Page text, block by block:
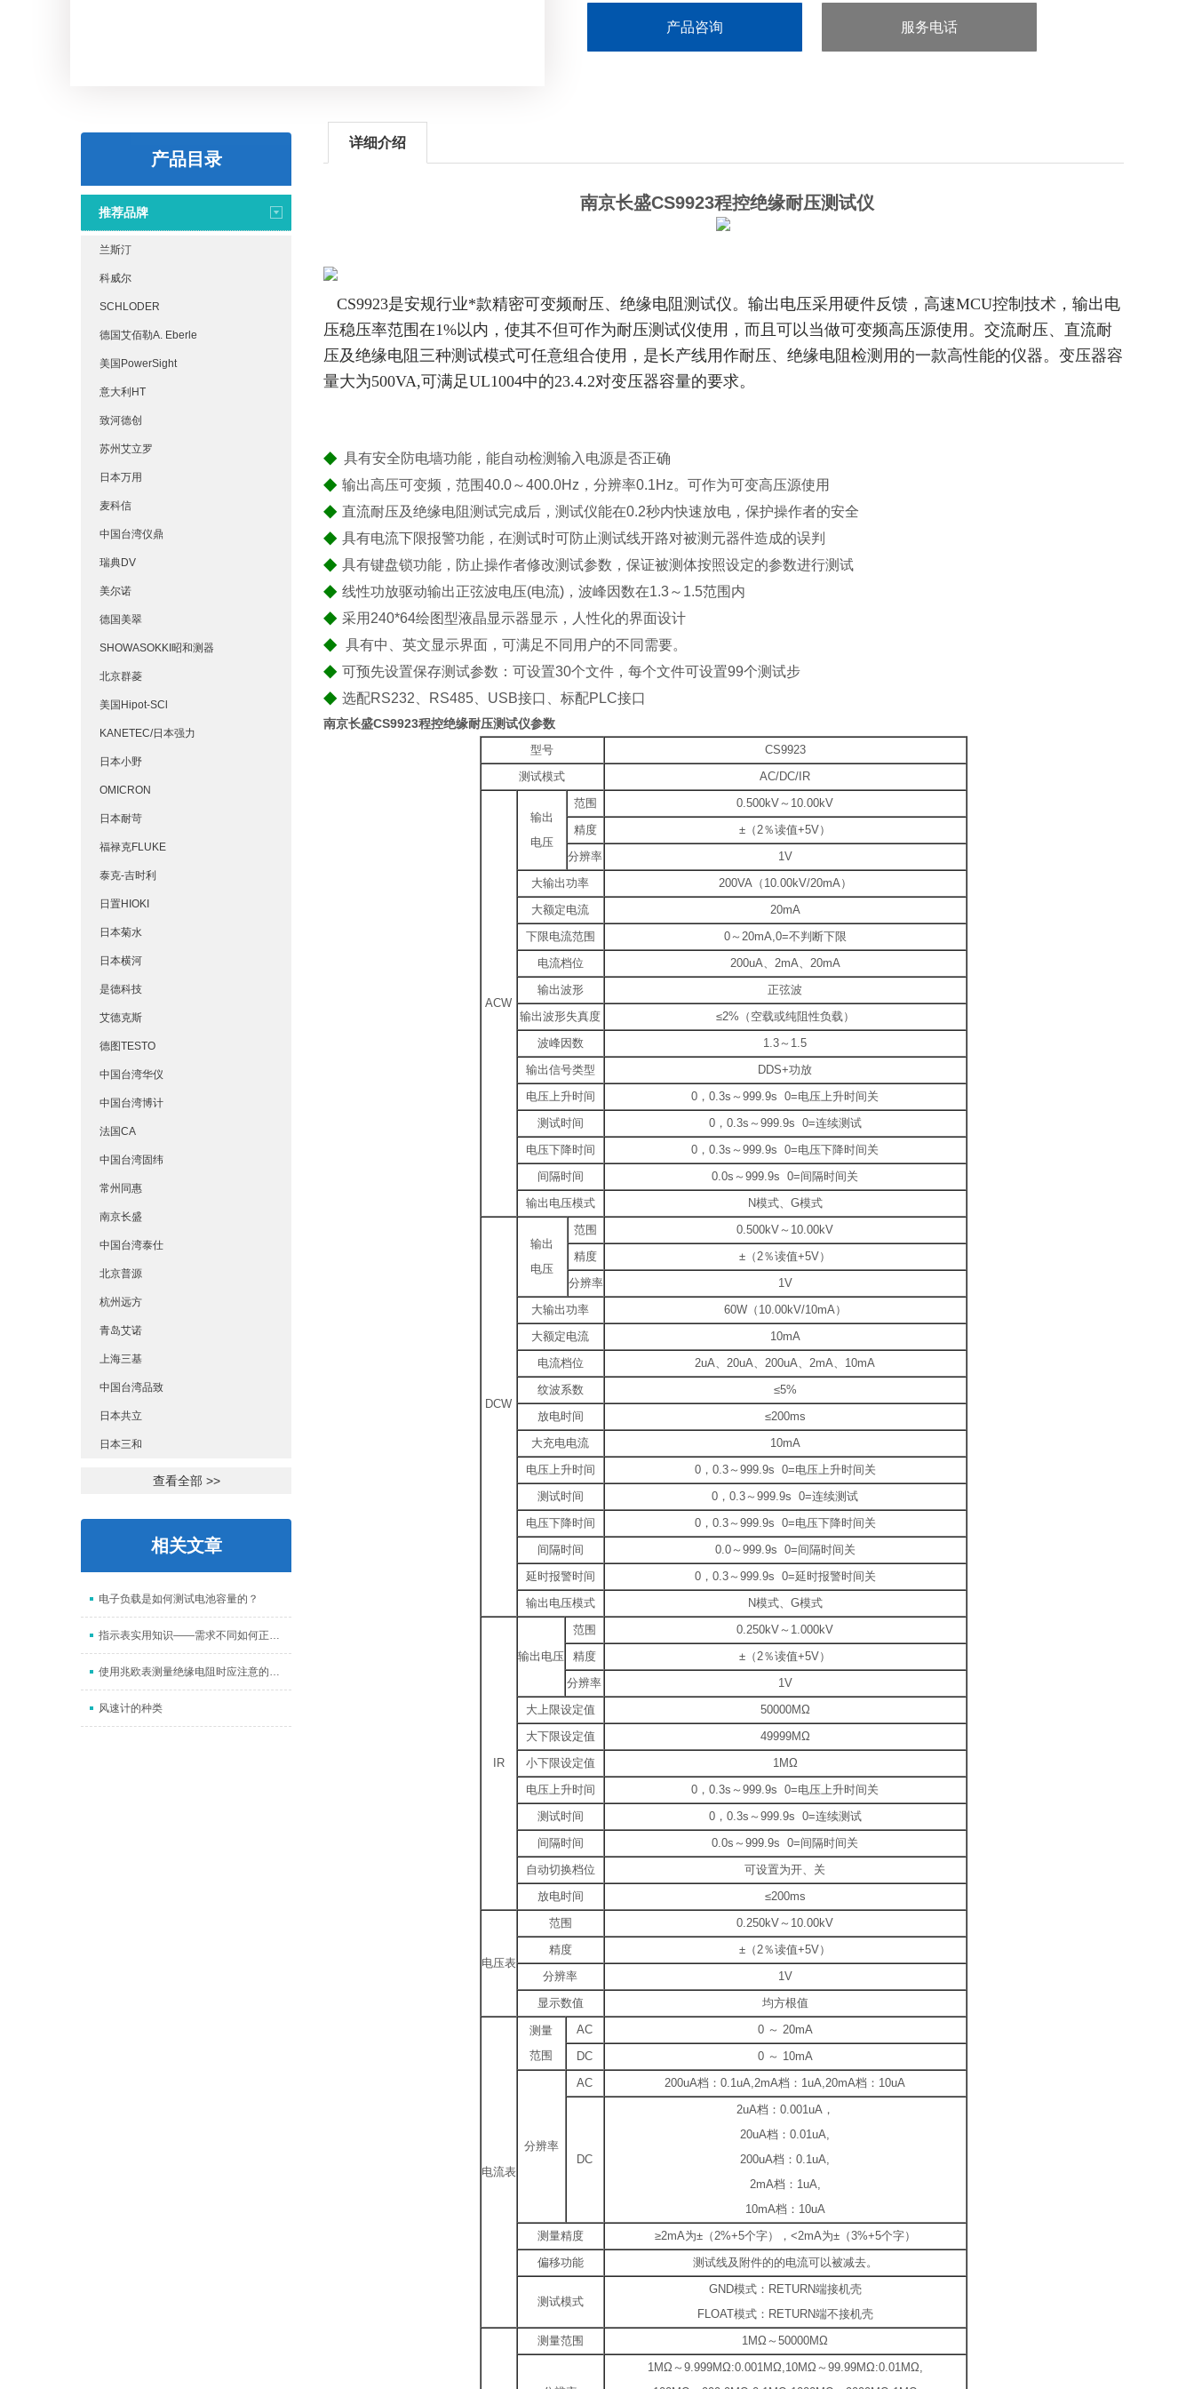
产品咨询 服务电话
产品目录
推荐品牌
兰斯汀
科威尔
SCHLODER
德国艾佰勒A. Eberle
美国PowerSight
意大利HT
致河德创
苏州艾立罗
日本万用
麦科信
中国台湾仪鼎
瑞典DV
美尔诺
德国美翠
SHOWASOKKI昭和测器
北京群菱
美国Hipot-SCl
KANETEC/日本强力
日本小野
OMICRON
日本耐苛
福禄克FLUKE
泰克-吉时利
日置HIOKI
日本菊水
日本横河
是德科技
艾德克斯
德图TESTO
中国台湾华仪
中国台湾博计
法国CA
中国台湾固纬
常州同惠
南京长盛
中国台湾泰仕
北京普源
杭州远方
青岛艾诺
上海三基
中国台湾品致
日本共立
日本三和
查看全部 >>
相关文章
电子负载是如何测试电池容量的？
指示表实用知识——需求不同如何正确安装？这些注意事项要谨记
使用兆欧表测量绝缘电阻时应注意的问题
风速计的种类
详细介绍
南京长盛CS9923程控绝缘耐压测试仪
CS9923是安规行业*款精密可变频耐压、绝缘电阻测试仪。输出电压采用硬件反馈，高速MCU控制技术，输出电
压稳压率范围在1%以内，使其不但可作为耐压测试仪使用，而且可以当做可变频高压源使用。交流耐压、直流耐
压及绝缘电阻三种测试模式可任意组合使用，是长产线用作耐压、绝缘电阻检测用的一款高性能的仪器。变压器容
量大为500VA,可满足UL1004中的23.4.2对变压器容量的要求。
◆具有安全防电墙功能，能自动检测输入电源是否正确
◆ 输出高压可变频，范围40.0～400.0Hz，分辨率0.1Hz。可作为可变高压源使用
◆ 直流耐压及绝缘电阻测试完成后，测试仪能在0.2秒内快速放电，保护操作者的安全
◆ 具有电流下限报警功能，在测试时可防止测试线开路对被测元器件造成的误判
◆ 具有键盘锁功能，防止操作者修改测试参数，保证被测体按照设定的参数进行测试
◆ 线性功放驱动输出正弦波电压(电流)，波峰因数在1.3～1.5范围内
◆ 采用240*64绘图型液晶显示器显示，人性化的界面设计
◆ 具有中、英文显示界面，可满足不同用户的不同需要。
◆ 可预先设置保存测试参数：可设置30个文件，每个文件可设置99个测试步
◆ 选配RS232、RS485、USB接口、标配PLC接口
南京长盛CS9923程控绝缘耐压测试仪参数
型号
CS9923
测试模式
AC/DC/IR
ACW
输出
电压
范围
0.500kV～10.00kV
精度
±（2％读值+5V）
分辨率
1V
大输出功率
200VA（10.00kV/20mA）
大额定电流
20mA
下限电流范围
0～20mA,0=不判断下限
电流档位
200uA、2mA、20mA
输出波形
正弦波
输出波形失真度
≤2%（空载或纯阻性负载）
波峰因数
1.3～1.5
输出信号类型
DDS+功放
电压上升时间
0，0.3s～999.9s 0=电压上升时间关
测试时间
0，0.3s～999.9s 0=连续测试
电压下降时间
0，0.3s～999.9s 0=电压下降时间关
间隔时间
0.0s～999.9s 0=间隔时间关
输出电压模式
N模式、G模式
DCW
输出
电压
范围
0.500kV～10.00kV
精度
±（2％读值+5V）
分辨率
1V
大输出功率
60W（10.00kV/10mA）
大额定电流
10mA
电流档位
2uA、20uA、200uA、2mA、10mA
纹波系数
≤5%
放电时间
≤200ms
大充电电流
10mA
电压上升时间
0，0.3～999.9s 0=电压上升时间关
测试时间
0，0.3～999.9s 0=连续测试
电压下降时间
0，0.3～999.9s 0=电压下降时间关
间隔时间
0.0～999.9s 0=间隔时间关
延时报警时间
0，0.3～999.9s 0=延时报警时间关
输出电压模式
N模式、G模式
IR
输出电压
范围
0.250kV～1.000kV
精度
±（2％读值+5V）
分辨率
1V
大上限设定值
50000MΩ
大下限设定值
49999MΩ
小下限设定值
1MΩ
电压上升时间
0，0.3s～999.9s 0=电压上升时间关
测试时间
0，0.3s～999.9s 0=连续测试
间隔时间
0.0s～999.9s 0=间隔时间关
自动切换档位
可设置为开、关
放电时间
≤200ms
电压表
范围
0.250kV～10.00kV
精度
±（2％读值+5V）
分辨率
1V
显示数值
均方根值
电流表
测量
范围
AC
0 ～ 20mA
DC
0 ～ 10mA
分辨率
AC 200uA档：0.1uA,2mA档：1uA,20mA档：10uA
DC
2uA档：0.001uA，
20uA档：0.01uA,
200uA档：0.1uA,
2mA档：1uA,
10mA档：10uA
测量精度
≥2mA为±（2%+5个字），<2mA为±（3%+5个字）
偏移功能
测试线及附件的的电流可以被减去。
测试模式
GND模式：RETURN端接机壳
FLOAT模式：RETURN端不接机壳
测量范围
1MΩ～50000MΩ
1MΩ～9.999MΩ:0.001MΩ,10MΩ～99.99MΩ:0.01MΩ,